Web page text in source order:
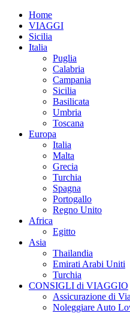
Home
VIAGGI
Sicilia
Italia
Puglia
Calabria
Campania
Sicilia
Basilicata
Umbria
Toscana
Europa
Italia
Malta
Grecia
Turchia
Spagna
Portogallo
Regno Unito
Africa
Egitto
Asia
Thailandia
Emirati Arabi Uniti
Turchia
CONSIGLI di VIAGGIO
Assicurazione di
Noleggiare Auto